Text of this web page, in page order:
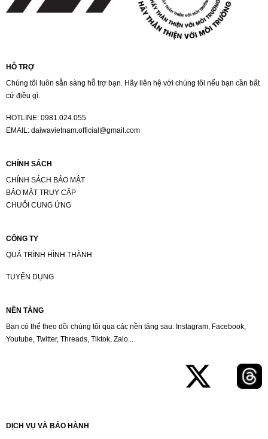
HỖ TRỢ
Chúng tôi luôn sẵn sàng hỗ trợ bạn. Hãy liên hệ với chúng tôi nếu bạn cần bất
cứ điều gì.
HOTLINE: 0981.024.055
EMAIL: daiwavietnam.official@gmail.com
CHÍNH SÁCH
CHÍNH SÁCH BẢO MẬT
BẢO MẬT TRUY CẬP
CHUỖI CUNG ỨNG
CÔNG TY
QUÁ TRÌNH HÌNH THÀNH
TUYỂN DỤNG
NỀN TẢNG
Bạn có thể theo dõi chúng tôi qua các nền tảng sau: Instagram, Facebook,
Youtube, Twitter, Threads, Tiktok, Zalo...
DỊCH VỤ VÀ BẢO HÀNH